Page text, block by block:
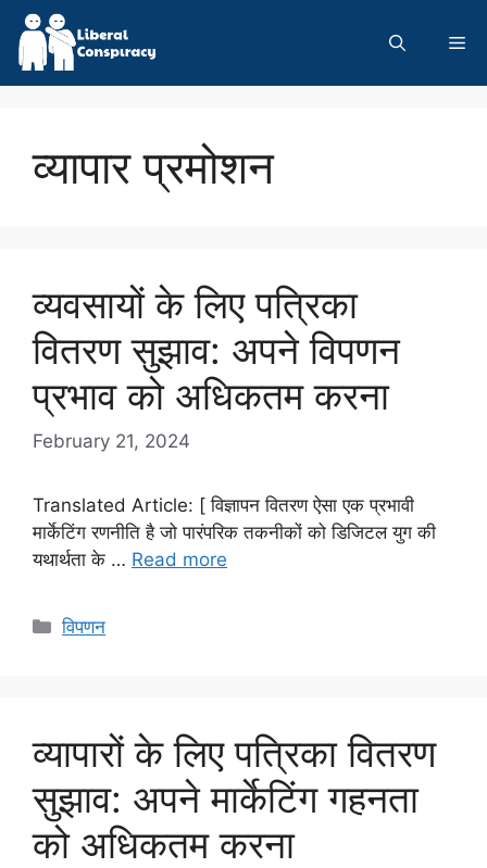
Skip
content
व्यापार प्रमोशन
व्यवसायों के लिए पत्रिका
वितरण सुझाव: अपने विपणन
प्रभाव को अधिकतम करना
February 21, 2024
Translated Article: [ विज्ञापन वितरण ऐसा एक प्रभावी
मार्केटिंग रणनीति है जो पारंपरिक तकनीकों को डिजिटल युग की
यथार्थता के … Read more
Categories
विपणन
व्यापारों के लिए पत्रिका वितरण
सुझाव: अपने मार्केटिंग गहनता
को अधिकतम करना